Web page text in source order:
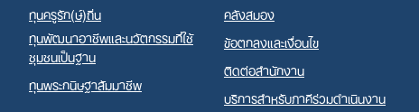
ทุนครูรัก(ษ์)ถิ่น
ทุนพัฒนาอาชีพและนวัตกรรมที่ใช้
ชุมชนเป็นฐาน
ทุนพระกนิษฐาสัมมาชีพ
คลังสมอง
ข้อตกลงและเงื่อนไข
ติดต่อสำนักงาน
บริการสำหรับภาคีร่วมดำเนินงาน